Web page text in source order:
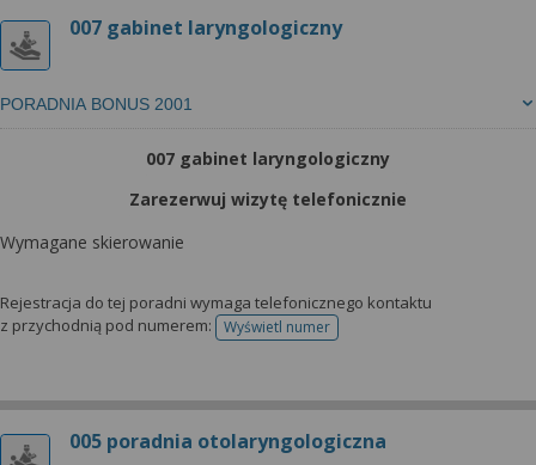
007 gabinet laryngologiczny
PORADNIA BONUS 2001
007 gabinet laryngologiczny
Zarezerwuj wizytę telefonicznie
Wymagane skierowanie
Rejestracja do tej poradni wymaga telefonicznego kontaktu
z przychodnią pod numerem:
Wyświetl numertelefonu do rejestracji
005 poradnia otolaryngologiczna